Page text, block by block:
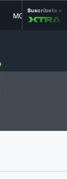
MOVILIDAD
Suscríbete a